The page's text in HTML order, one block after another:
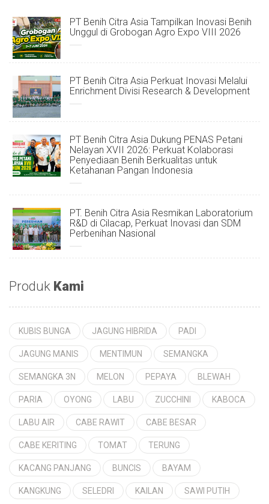
PT Benih Citra Asia Tampilkan Inovasi Benih
Unggul di Grobogan Agro Expo VIII 2026
PT Benih Citra Asia Perkuat Inovasi Melalui
Enrichment Divisi Research & Development
PT Benih Citra Asia Dukung PENAS Petani
Nelayan XVII 2026: Perkuat Kolaborasi
Penyediaan Benih Berkualitas untuk
Ketahanan Pangan Indonesia
PT. Benih Citra Asia Resmikan Laboratorium
R&D di Cilacap, Perkuat Inovasi dan SDM
Perbenihan Nasional
Produk Kami
KUBIS BUNGA JAGUNG HIBRIDA PADI
JAGUNG MANIS MENTIMUN SEMANGKA
SEMANGKA 3N MELON PEPAYA BLEWAH
PARIA OYONG LABU ZUCCHINI KABOCA
LABU AIR CABE RAWIT CABE BESAR
CABE KERITING TOMAT TERUNG
KACANG PANJANG BUNCIS BAYAM
KANGKUNG SELEDRI KAILAN SAWI PUTIH